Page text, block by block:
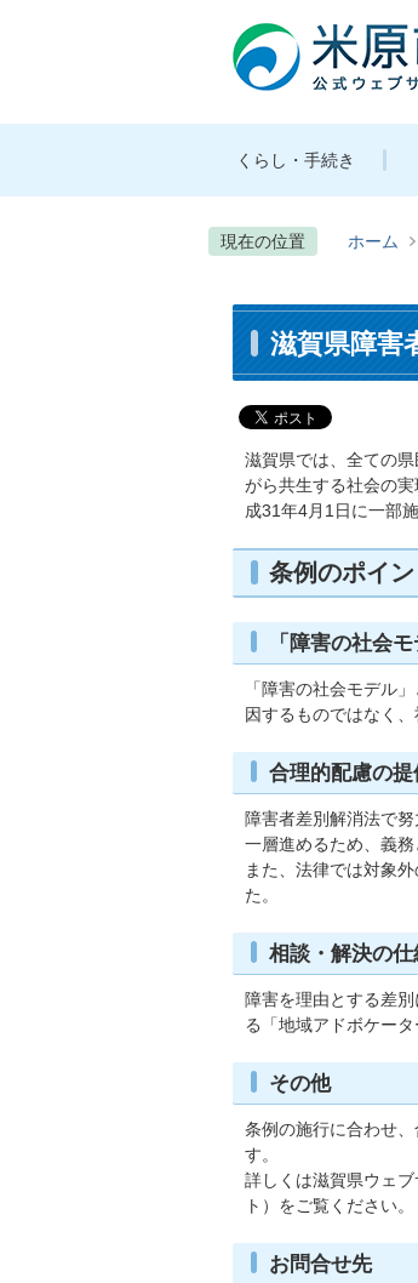
くらし・手続き
現在の位置 ホーム
滋賀県障害
滋賀県では、全ての
がら共生する社会の
成31年4月1日に一部
条例のポイン
「障害の社会
「障害の社会モデル
因するものではなく
合理的配慮の
障害者差別解消法で
一層進めるため、義務
また、法律では対象
た。
相談・解決の
障害を理由とする差
る「地域アドボケータ
その他
条例の施行に合わせ
す。
詳しくは滋賀県ウェブ
ト）をご覧ください。
お問合せ先